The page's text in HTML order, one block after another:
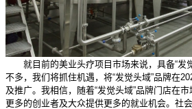
就目前的美业头疗项目市场来说，具备“发
不多，我们将抓住机遇，将“发觉头域”品牌在
及推广。我相信，随着“发觉头域”品牌门店在
更多的创业者及大众提供更多的就业机会。社